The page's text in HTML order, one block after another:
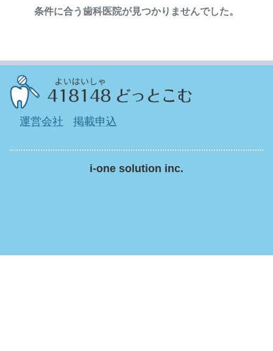
条件に合う歯科医院が見つかりませんでした。
運営会社 掲載申込
i-one solution inc.